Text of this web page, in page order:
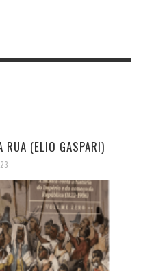
RUA (ELIO GASPARI)